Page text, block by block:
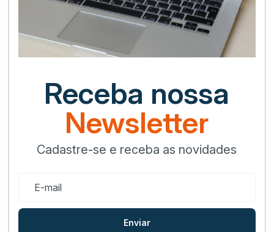
Receba nossa
Newsletter
Cadastre-se e receba as novidades
Enviar